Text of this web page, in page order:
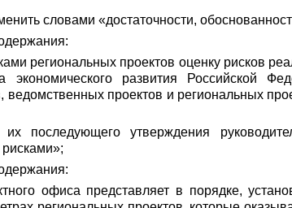
словами «достаточности,
региональных проектов оценку рисков
экономического развития Российской
проектов и региональных
последующего утверждения
офиса представляет в порядке,